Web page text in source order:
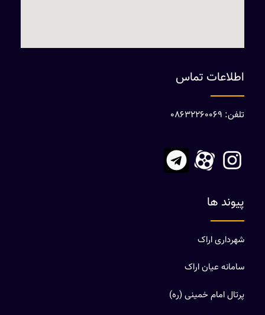
اطلاعات تماس
تلفن: 08632260069
پیوند ها
شهرداری اراک
سامانه عیان اراک
پرتال امام خمینی (ره)